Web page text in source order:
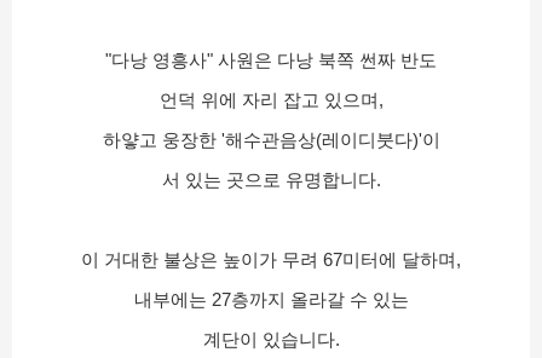
"다낭 영흥사" 사원은 다낭 북쪽 썬짜 반도
언덕 위에 자리 잡고 있으며,
하얗고 웅장한 '해수관음상(레이디붓다)'이
서 있는 곳으로 유명합니다.
이 거대한 불상은 높이가 무려 67미터에 달하며,
내부에는 27층까지 올라갈 수 있는
계단이 있습니다.